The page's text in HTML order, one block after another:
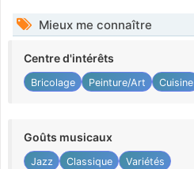
Mieux me connaître
Centre d'intérêts
Bricolage Peinture/Art Cuisine
Goûts musicaux
Jazz Classique Variétés